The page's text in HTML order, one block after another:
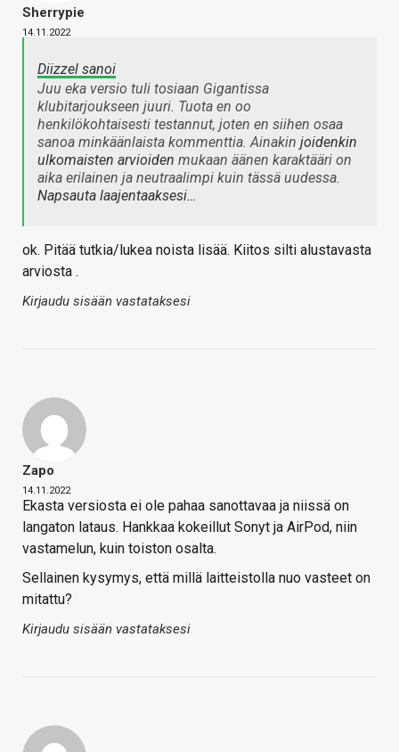
Sherrypie
14.11.2022
Diizzel sanoi
Juu eka versio tuli tosiaan Gigantissa
klubitarjoukseen juuri. Tuota en oo
henkilökohtaisesti testannut, joten en siihen osaa
sanoa minkäänlaista kommenttia. Ainakin joidenkin
ulkomaisten arvioiden mukaan äänen karaktääri on
aika erilainen ja neutraalimpi kuin tässä uudessa.
Napsauta laajentaaksesi…
ok. Pitää tutkia/lukea noista lisää. Kiitos silti alustavasta
arviosta .
Kirjaudu sisään vastataksesi
Zapo
14.11.2022
Ekasta versiosta ei ole pahaa sanottavaa ja niissä on
langaton lataus. Hankkaa kokeillut Sonyt ja AirPod, niin
vastamelun, kuin toiston osalta.
Sellainen kysymys, että millä laitteistolla nuo vasteet on
mitattu?
Kirjaudu sisään vastataksesi